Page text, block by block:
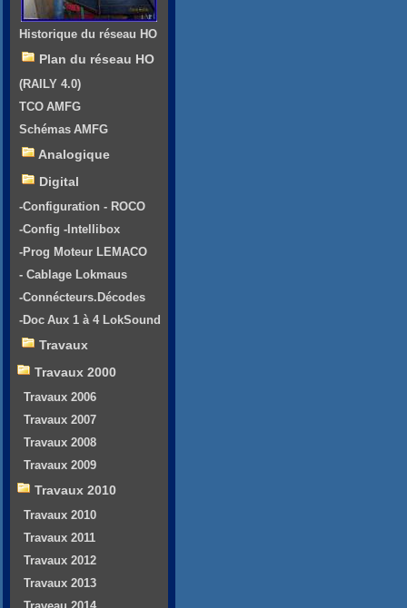
Historique du réseau HO
Plan du réseau HO
(RAILY 4.0)
TCO AMFG
Schémas AMFG
Analogique
Digital
-Configuration - ROCO
-Config -Intellibox
-Prog Moteur LEMACO
- Cablage Lokmaus
-Connécteurs.Décodes
-Doc Aux 1 à 4 LokSound
Travaux
Travaux 2000
Travaux 2006
Travaux 2007
Travaux 2008
Travaux 2009
Travaux 2010
Travaux 2010
Travaux 2011
Travaux 2012
Travaux 2013